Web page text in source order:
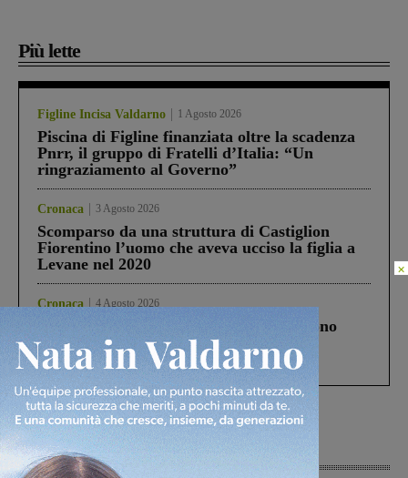
Più lette
Figline Incisa Valdarno 1 Agosto 2026
Piscina di Figline finanziata oltre la scadenza
Pnrr, il gruppo di Fratelli d’Italia: “Un
ringraziamento al Governo”
Cronaca 3 Agosto 2026
Scomparso da una struttura di Castiglion
Fiorentino l’uomo che aveva ucciso la figlia a
Levane nel 2020
Cronaca 4 Agosto 2026
Un anno fa la strage in A1 in cui morirono
Gianni, Giulia e Franco. Lo schianto, il
processo, lo stop ai sorpassi fra tir....
×